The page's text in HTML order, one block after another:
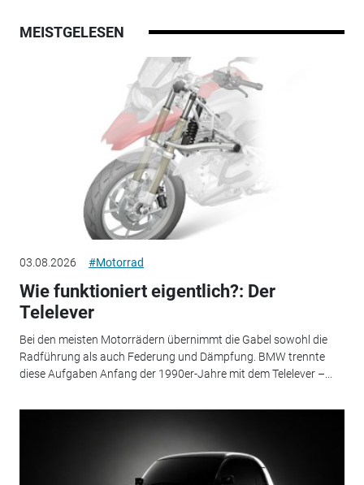
MEISTGELESEN
03.08.2026 #Motorrad
Wie funktioniert eigentlich?: Der
Telelever
Bei den meisten Motorrädern übernimmt die Gabel sowohl die
Radführung als auch Federung und Dämpfung. BMW trennte
diese Aufgaben Anfang der 1990er-Jahre mit dem Telelever –...